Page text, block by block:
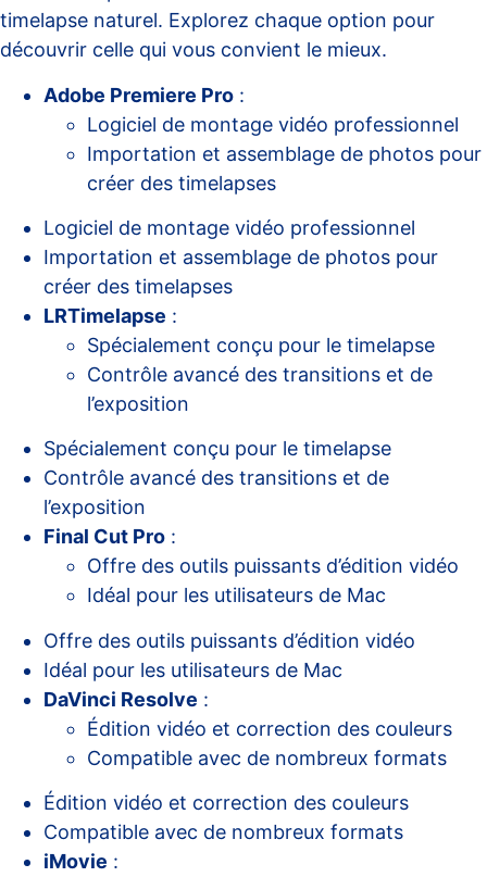
timelapse naturel. Explorez chaque option pour
découvrir celle qui vous convient le mieux.
Adobe Premiere Pro :
Logiciel de montage vidéo professionnel
Importation et assemblage de photos pour
créer des timelapses
Logiciel de montage vidéo professionnel
Importation et assemblage de photos pour
créer des timelapses
LRTimelapse :
Spécialement conçu pour le timelapse
Contrôle avancé des transitions et de
l’exposition
Spécialement conçu pour le timelapse
Contrôle avancé des transitions et de
l’exposition
Final Cut Pro :
Offre des outils puissants d’édition vidéo
Idéal pour les utilisateurs de Mac
Offre des outils puissants d’édition vidéo
Idéal pour les utilisateurs de Mac
DaVinci Resolve :
Édition vidéo et correction des couleurs
Compatible avec de nombreux formats
Édition vidéo et correction des couleurs
Compatible avec de nombreux formats
iMovie :